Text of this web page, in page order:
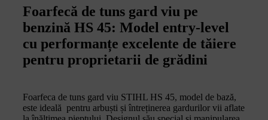
Foarfecă de tuns gard viu pe
benzină HS 45: Model entry-level
cu performanțe excelente de tăiere
pentru proprietarii de grădini
Foarfeca de tuns gard viu STIHL HS 45, model de bază,
este ideală pentru arbuști și întreținerea gardurilor vii aflate